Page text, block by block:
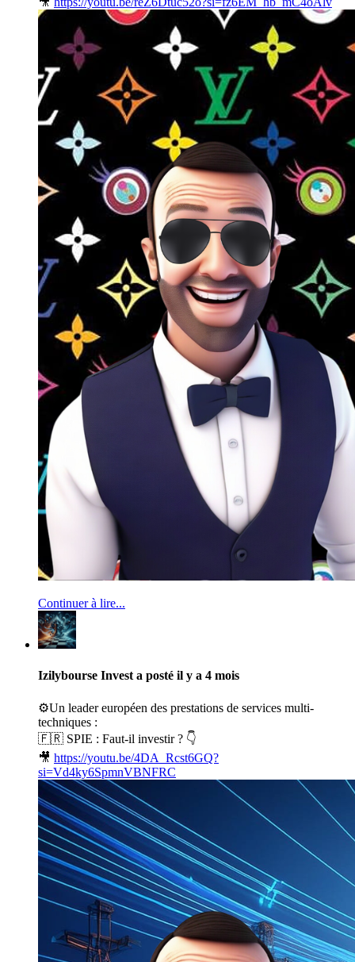
Continuer à lire...
Izilybourse Invest a posté il y a 4 mois
⚙️Un leader européen des prestations de services multi-
techniques :
🇫🇷 SPIE : Faut-il investir ? 👇
🎥 https://youtu.be/4DA_Rcst6GQ?
si=Vd4ky6SpmnVBNFRC